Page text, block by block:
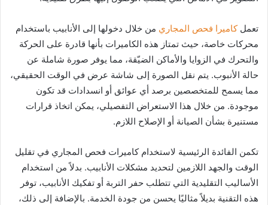
ت
ر
و
تعمل كاميرا فحص المجاري من خلال دخولها إلى الأنابيب باستخدام
محركات خاصة، حيث تمتاز هذه الكاميرات بأنها قادرة على الحركة
والتحرك في الزوايا والأماكن الضيّقة، مما يوفر صورة شاملة عن
حالة الأنبوب. يتم نقل الصورة إلى شاشة عرض في الوقت الحقيقي،
مما يسمح للمتخصصين برصد أي عوائق أو انسدادات قد تكون
موجودة. من خلال هذا الاستعراض التفصيلي، يمكن اتخاذ قرارات
مستنيرة بشأن الصيانة أو الإصلاح اللازم.
تكمن الفائدة الرئيسية لاستخدام كاميرات فحص المجاري في تقليل
الوقت والجهد اللازمين لتحديد مشكلات الأنابيب. بدلاً من استخدام
الأساليب التقليدية التي تتطلب حفر التربة أو تفكيك الأنابيب، توفر
هذه التقنية بديلاً مثاليًا يحسن من جودة الخدمة. بالإضافة إلى ذلك،